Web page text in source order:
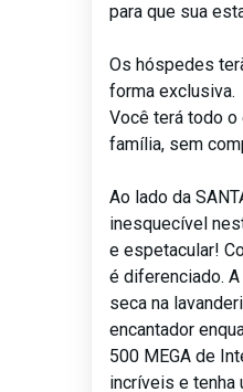
para que sua
Os hóspedes
forma exclusiva.
Você terá todo o
família, sem
Ao lado da
inesquecível
e espetacular!
é diferenciado.
seca na
encantador
500 MEGA de
incríveis e tenha